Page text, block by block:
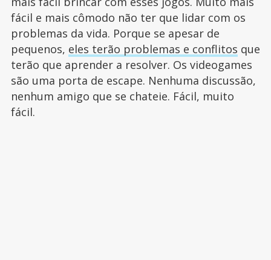
fácil e mais cômodo não ter que lidar com os
problemas da vida. Porque se apesar de
pequenos, eles terão problemas e conflitos que
terão que aprender a resolver. Os videogames
são uma porta de escape. Nenhuma discussão,
nenhum amigo que se chateie. Fácil, muito
fácil.